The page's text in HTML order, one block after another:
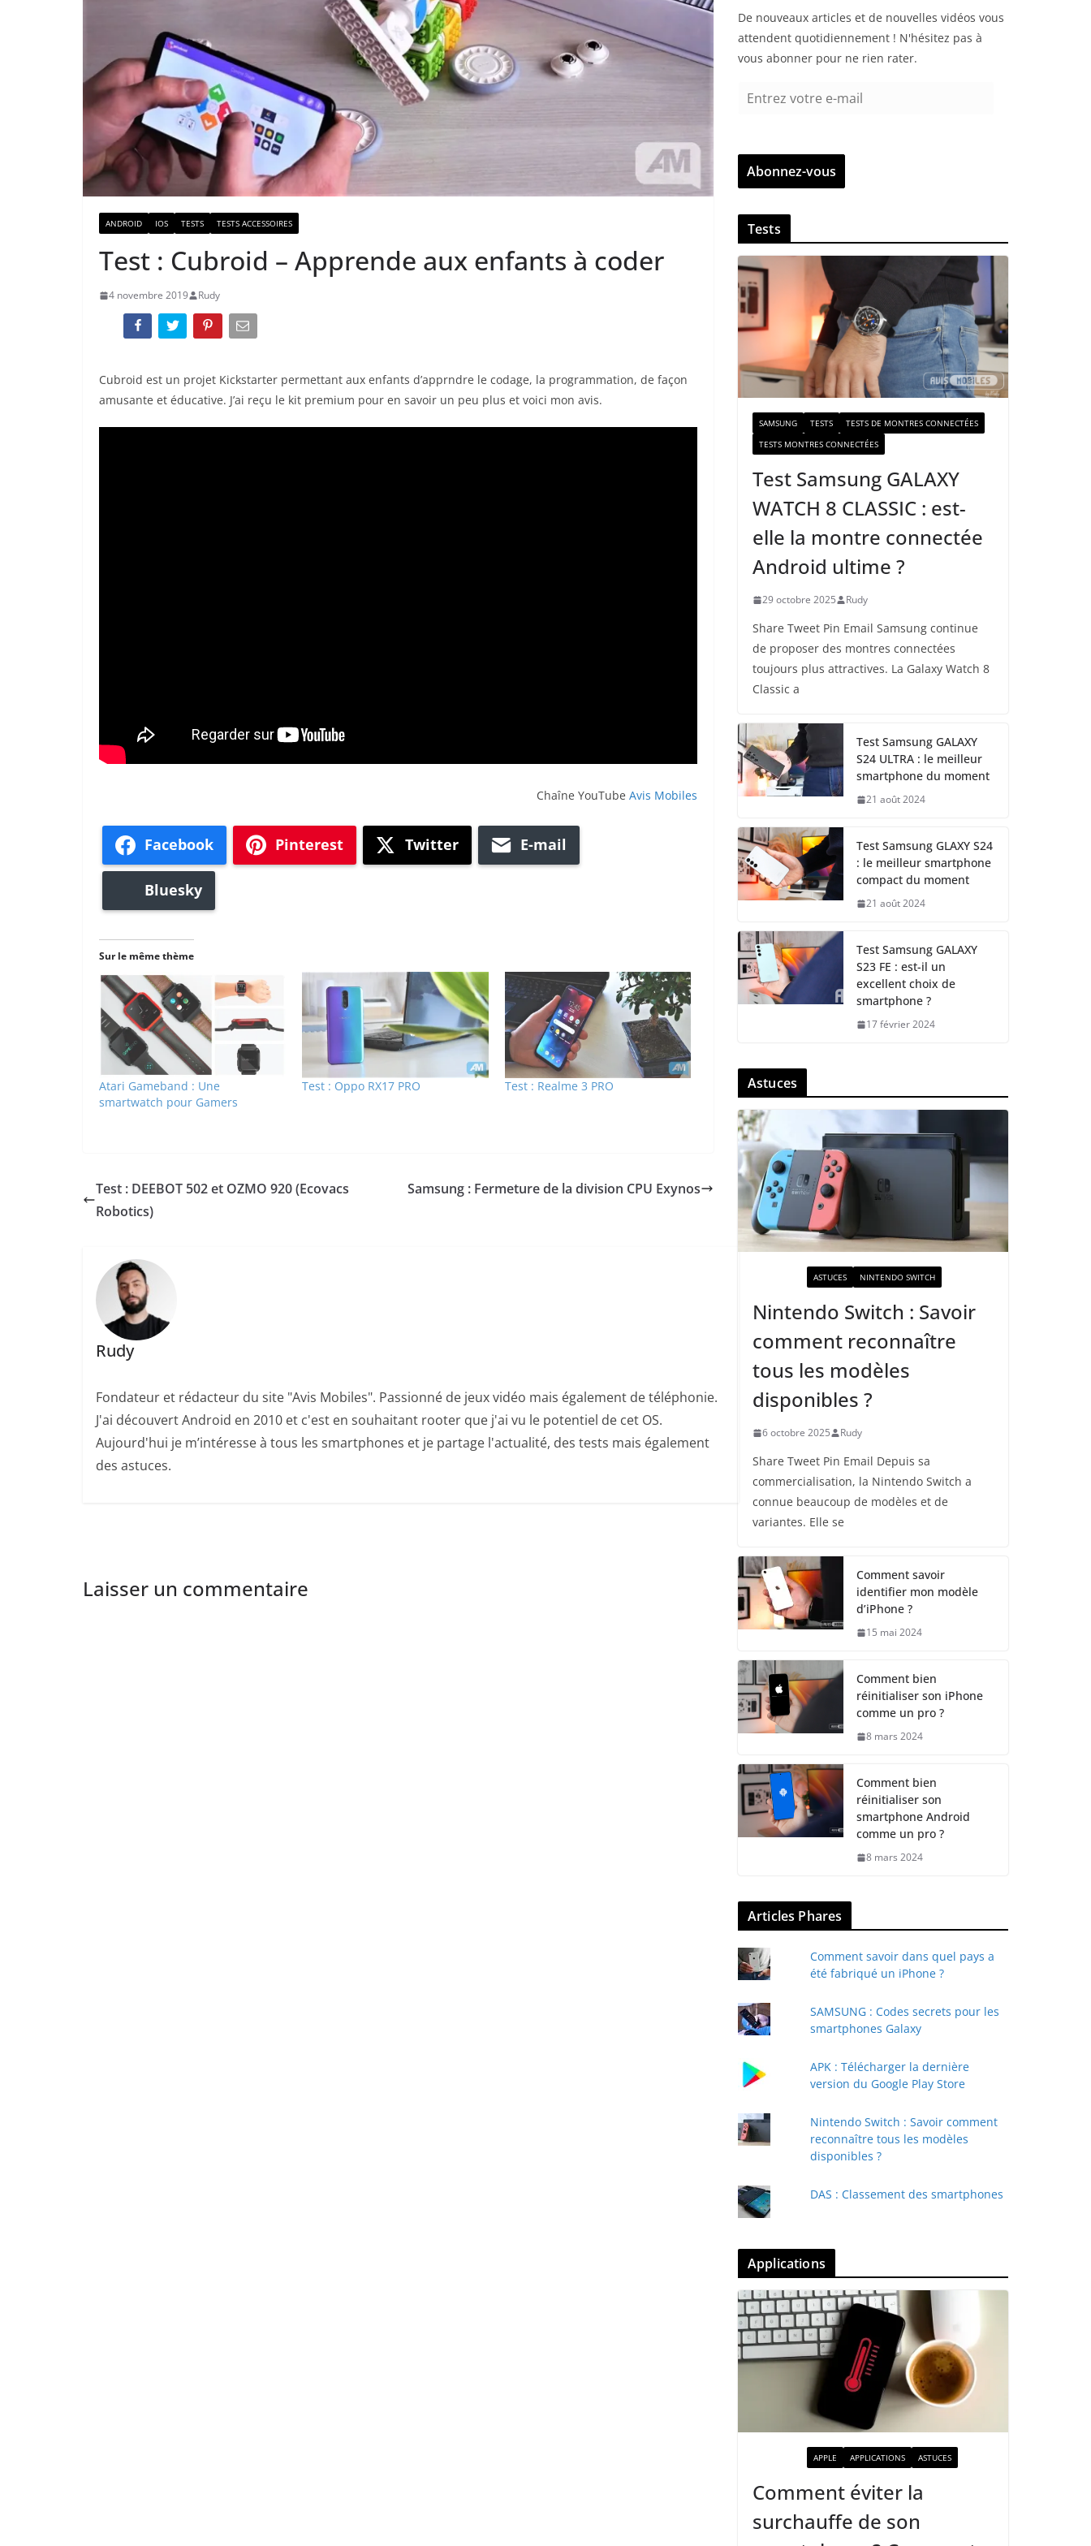
ANDROID IOS TESTS TESTS ACCESSOIRES
Test : Cubroid – Apprende aux enfants à coder
4 novembre 2019 Rudy
Cubroid est un projet Kickstarter permettant aux enfants d’apprndre le codage, la programmation, de façon
amusante et éducative. J’ai reçu le kit premium pour en savoir un peu plus et voici mon avis.
Chaîne YouTube Avis Mobiles
Facebook Pinterest Twitter E-mail
Bluesky
Sur le même thème
Atari Gameband : Une
smartwatch pour Gamers
Test : Oppo RX17 PRO Test : Realme 3 PRO
Test : DEEBOT 502 et OZMO 920 (Ecovacs
Robotics)
Samsung : Fermeture de la division CPU Exynos
Rudy
Fondateur et rédacteur du site "Avis Mobiles". Passionné de jeux vidéo mais également de téléphonie.
J'ai découvert Android en 2010 et c'est en souhaitant rooter que j'ai vu le potentiel de cet OS.
Aujourd'hui je m’intéresse à tous les smartphones et je partage l'actualité, des tests mais également
des astuces.
Laisser un commentaire
De nouveaux articles et de nouvelles vidéos vous
attendent quotidiennement ! N'hésitez pas à
vous abonner pour ne rien rater.
r
z
v
t
r
e
e
-
a
i
Abonnez-vous
Tests
SAMSUNG TESTS
TESTS DE MONTRES CONNECTÉES
TESTS MONTRES CONNECTÉES
Test Samsung GALAXY
WATCH 8 CLASSIC : est-
elle la montre connectée
Android ultime ?
29 octobre 2025 Rudy
Share Tweet Pin Email Samsung continue
de proposer des montres connectées
toujours plus attractives. La Galaxy Watch 8
Classic a
Test Samsung GALAXY
S24 ULTRA : le meilleur
smartphone du moment
21 août 2024
Test Samsung GLAXY S24
: le meilleur smartphone
compact du moment
21 août 2024
Test Samsung GALAXY
S23 FE : est-il un
excellent choix de
smartphone ?
17 février 2024
Astuces
ASTUCES NINTENDO SWITCH
Nintendo Switch : Savoir
comment reconnaître
tous les modèles
disponibles ?
6 octobre 2025 Rudy
Share Tweet Pin Email Depuis sa
commercialisation, la Nintendo Switch a
connue beaucoup de modèles et de
variantes. Elle se
Comment savoir
identifier mon modèle
d’iPhone ?
15 mai 2024
Comment bien
réinitialiser son iPhone
comme un pro ?
8 mars 2024
Comment bien
réinitialiser son
smartphone Android
comme un pro ?
8 mars 2024
Articles Phares
Comment savoir dans quel pays a
été fabriqué un iPhone ?
SAMSUNG : Codes secrets pour les
smartphones Galaxy
APK : Télécharger la dernière
version du Google Play Store
Nintendo Switch : Savoir comment
reconnaître tous les modèles
disponibles ?
DAS : Classement des smartphones
Applications
APPLE APPLICATIONS ASTUCES
Comment éviter la
surchauffe de son